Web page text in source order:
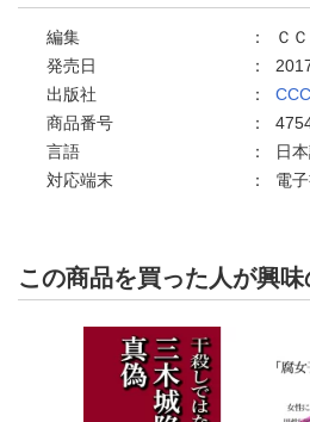
編集 ：
Ｃ
発売日
：
出版社
：
商品番号
：
言語
：
日
対応端末
： 電
この商品を買った人が興